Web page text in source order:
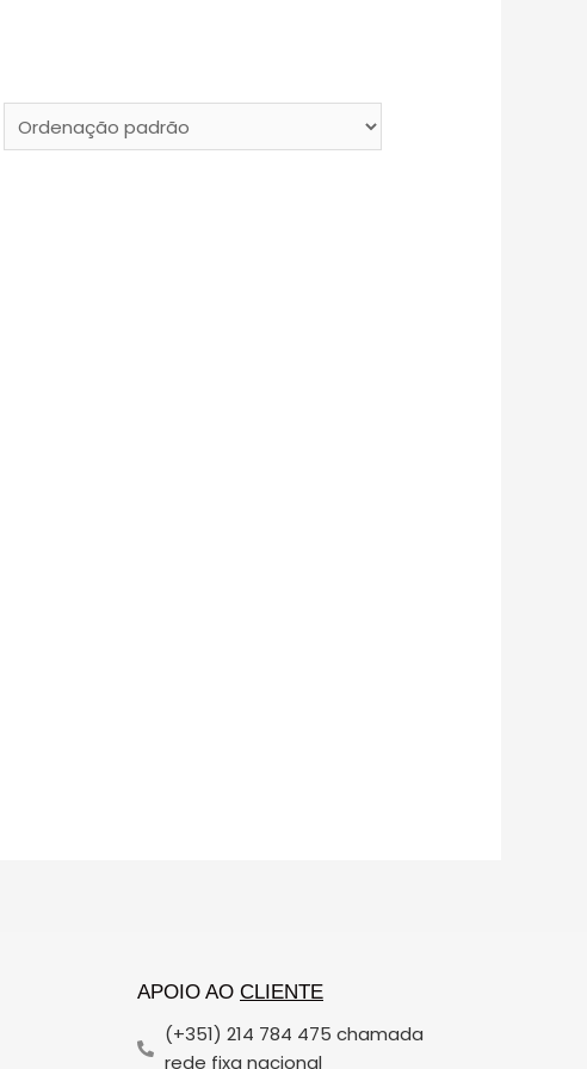
APOIO AO CLIENTE
(+351) 214 784 475 chamada
rede fixa nacional